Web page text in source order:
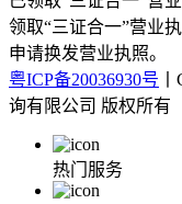
领取“三证合一”营业
申请换发营业执照。
粤ICP备20036930号
询有限公司 版权所有
热门服务